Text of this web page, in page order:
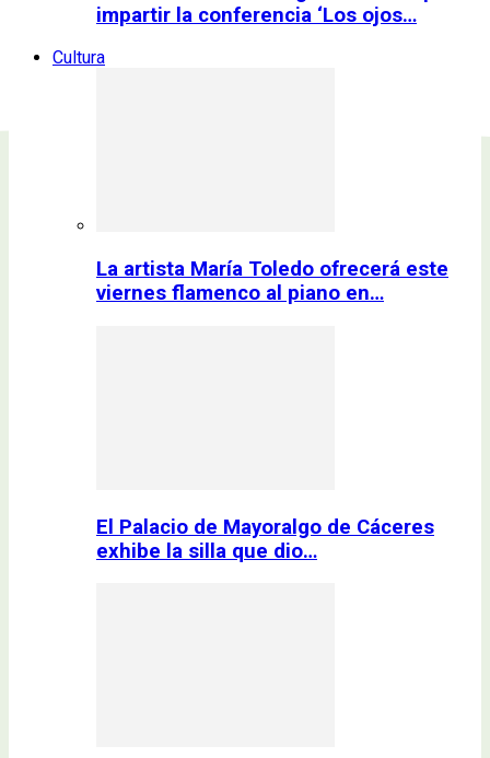
impartir la conferencia ‘Los ojos…
Cultura
La artista María Toledo ofrecerá este
viernes flamenco al piano en…
El Palacio de Mayoralgo de Cáceres
exhibe la silla que dio…